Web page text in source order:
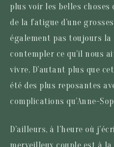
plus voir les belles choses
de la fatigue d’une
également pas toujours la
contempler ce qu’il nous
vivre. D’autant plus que
été des plus reposantes
complications qu’Anne-
D’ailleurs, à l’heure où